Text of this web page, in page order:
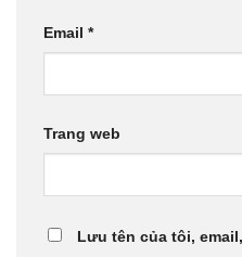
Email *
Trang web
Lưu tên của tôi,